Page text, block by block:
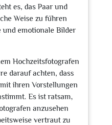
es, das Paar und
Weise zu führen
und emotionale Bilder
Hochzeitsfotografen
darauf achten, dass
ihren Vorstellungen
Es ist ratsam,
anzusehen
vertraut zu